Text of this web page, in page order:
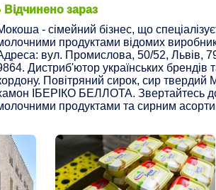
Відчинено зараз
- сімейний бізнес, що
продуктами відомих
вул. Промислова, 50/52, Львів,
Дистриб'ютор українських брендів
Повітряний сирок, сир
ІБЕРІКО БЕЛЛОТА. Звертайтесь
продуктами та сирним